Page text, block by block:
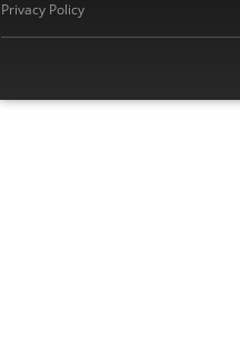
Privacy Policy